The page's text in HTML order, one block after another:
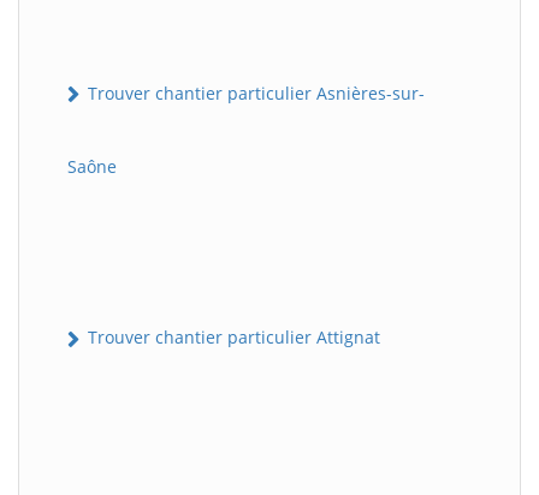
Trouver chantier particulier Asnières-sur-
Saône
Trouver chantier particulier Attignat